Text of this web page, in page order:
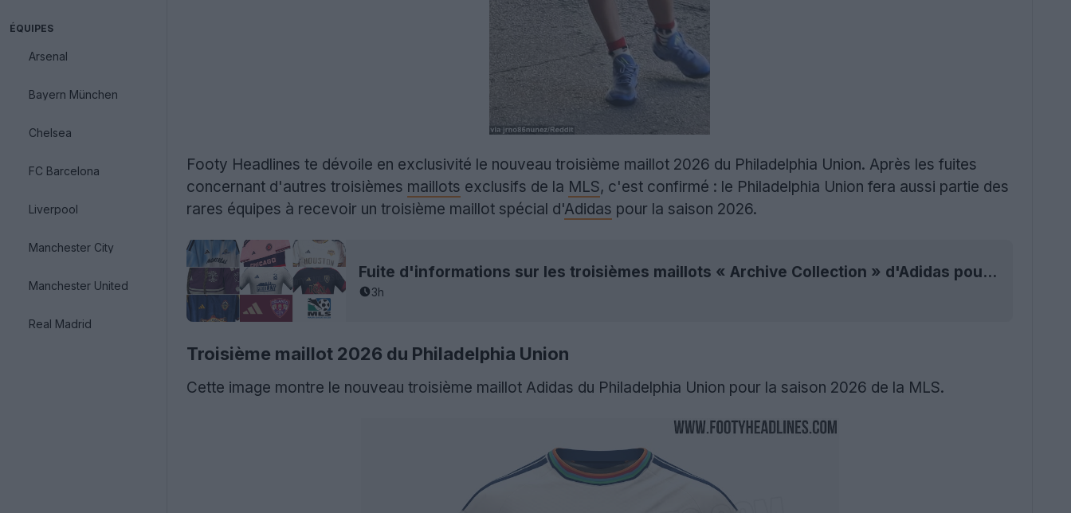
ÉQUIPES
Arsenal
Bayern München
Chelsea
FC Barcelona
Liverpool
Manchester City
Manchester United
Real Madrid
Footy Headlines te dévoile en exclusivité le nouveau troisième maillot 2026 du Philadelphia Union. Après les fuites
concernant d'autres troisièmes maillots exclusifs de la MLS, c'est confirmé : le Philadelphia Union fera aussi partie des
rares équipes à recevoir un troisième maillot spécial d'Adidas pour la saison 2026.
Fuite d'informations sur les troisièmes maillots « Archive Collection » d'Adidas pour la MLS 2026
3h
Troisième maillot 2026 du Philadelphia Union
Cette image montre le nouveau troisième maillot Adidas du Philadelphia Union pour la saison 2026 de la MLS.